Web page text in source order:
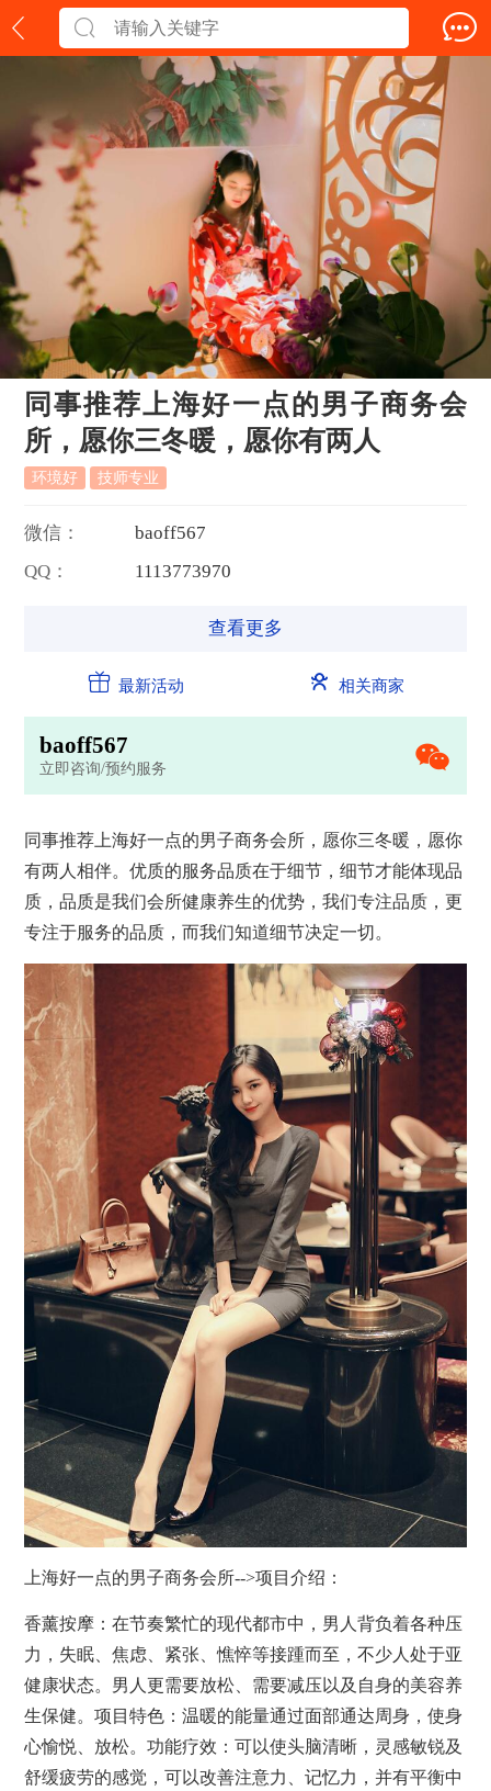
同事推荐上海好一点的男子商务会
所，愿你三冬暖，愿你有两人
环境好 技师专业
微信： baoff567
QQ：
1113773970
查看更多
最新活动 相关商家
baoff567
立即咨询/预约服务
同事推荐上海好一点的男子商务会所 ，愿你三冬暖，愿你
有两人相伴。优质的服务品质在于细节，细节才能体现品
质，品质是我们会所健康养生的优势，我们专注品质，更
专注于服务的品质，而我们知道细节决定一切。
上海好一点的男子商务会所-->项目介绍：
香薰按摩 ：在节奏繁忙的现代都市中，男人背负着各种压
力，失眠、焦虑、紧张、憔悴等接踵而至，不少人处于亚
健康状态。男人更需要放松、需要减压以及自身的美容养
生保健。项目特色：温暖的能量通过面部通达周身，使身
心愉悦、放松。功能疗效：可以使头脑清晰，灵感敏锐及
舒缓疲劳的感觉，可以改善注意力、记忆力，并有平衡中